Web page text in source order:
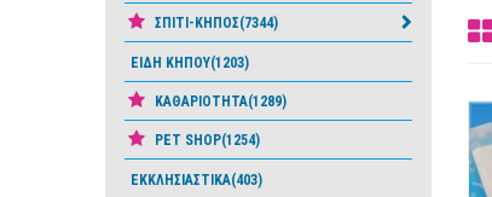
ΣΠΙΤΙ-ΚΗΠΟΣ(7344)
ΕΙΔΗ ΚΗΠΟΥ(1203)
ΚΑΘΑΡΙΟΤΗΤΑ(1289)
PET SHOP(1254)
ΕΚΚΛΗΣΙΑΣΤΙΚΑ(403)